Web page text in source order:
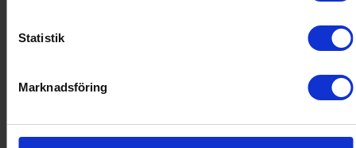
Statistik
Marknadsföring